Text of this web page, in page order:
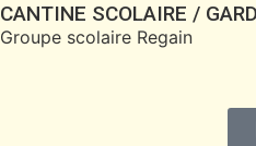
CANTINE SCOLAIRE /
Groupe scolaire Regain